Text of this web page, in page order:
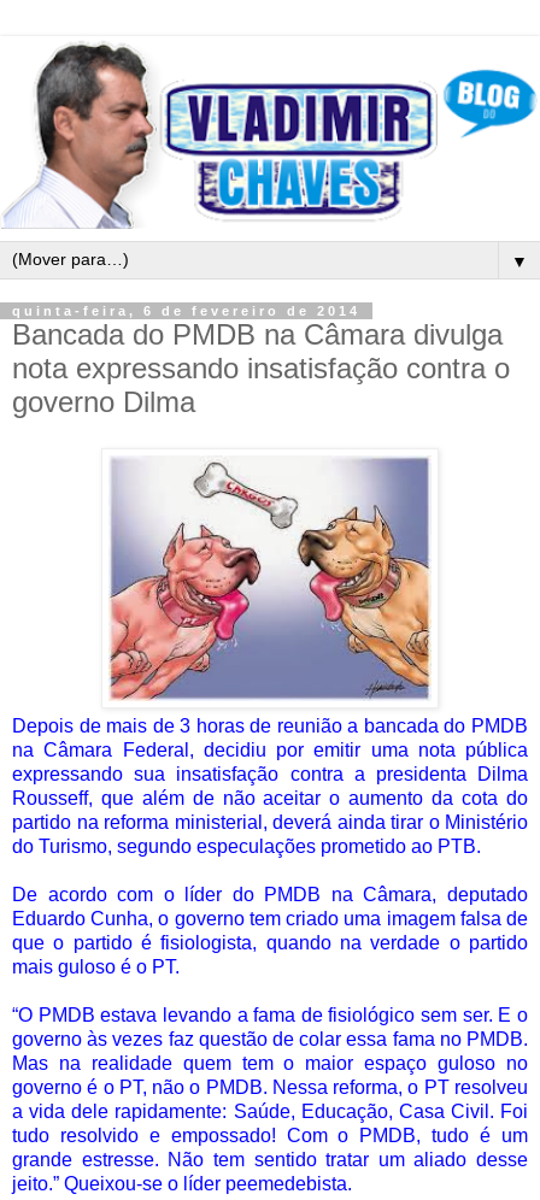
▼
quinta-feira, 6 de fevereiro de 2014
Bancada do PMDB na Câmara divulga
nota expressando insatisfação contra o
governo Dilma
Depois de mais de 3 horas de reunião a bancada do PMDB
na Câmara Federal, decidiu por emitir uma nota pública
expressando sua insatisfação contra a presidenta Dilma
Rousseff, que além de não aceitar o aumento da cota do
partido na reforma ministerial, deverá ainda tirar o Ministério
do Turismo, segundo especulações prometido ao PTB.
De acordo com o líder do PMDB na Câmara, deputado
Eduardo Cunha, o governo tem criado uma imagem falsa de
que o partido é fisiologista, quando na verdade o partido
mais guloso é o PT.
“O PMDB estava levando a fama de fisiológico sem ser. E o
governo às vezes faz questão de colar essa fama no PMDB.
Mas na realidade quem tem o maior espaço guloso no
governo é o PT, não o PMDB. Nessa reforma, o PT resolveu
a vida dele rapidamente: Saúde, Educação, Casa Civil. Foi
tudo resolvido e empossado! Com o PMDB, tudo é um
grande estresse. Não tem sentido tratar um aliado desse
jeito.” Queixou-se o líder peemedebista.